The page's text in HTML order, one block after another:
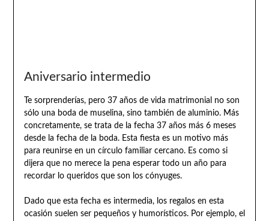
Aniversario intermedio
Te sorprenderías, pero 37 años de vida matrimonial no son
sólo una boda de muselina, sino también de aluminio. Más
concretamente, se trata de la fecha 37 años más 6 meses
desde la fecha de la boda. Esta fiesta es un motivo más
para reunirse en un círculo familiar cercano. Es como si
dijera que no merece la pena esperar todo un año para
recordar lo queridos que son los cónyuges.
Dado que esta fecha es intermedia, los regalos en esta
ocasión suelen ser pequeños y humorísticos. Por ejemplo, el